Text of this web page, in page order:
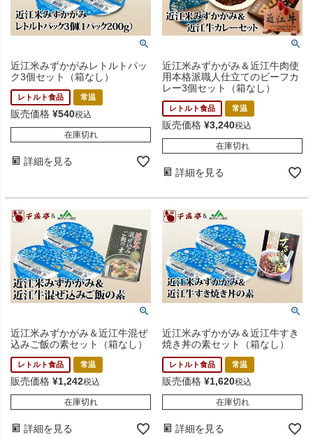
近江米みずかがみレトルトパッ
ク3個セット（箱なし）
レトルト食品 常温
販売価格 ¥540税込
在庫切れ
詳細を見る
近江米みずかがみ＆近江牛肉使
用本格派職人仕立てのビーフカ
レー3個セット（箱なし）
レトルト食品 常温
販売価格 ¥3,240税込
在庫切れ
詳細を見る
近江米みずかがみ＆近江牛混ぜ
込みご飯の素セット（箱なし）
レトルト食品 常温
販売価格 ¥1,242税込
在庫切れ
詳細を見る
近江米みずかがみ＆近江牛すき
焼き丼の素セット（箱なし）
レトルト食品 常温
販売価格 ¥1,620税込
在庫切れ
詳細を見る